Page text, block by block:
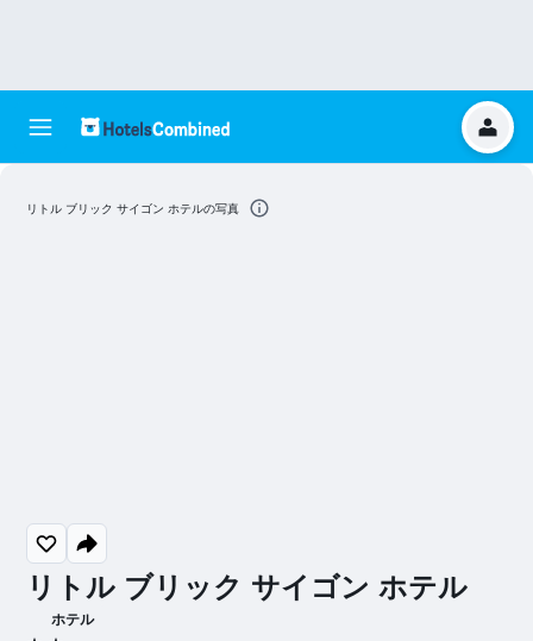
リトル ブリック サイゴン ホテル
ホテル
リトル ブリック サイゴン ホテルの写真